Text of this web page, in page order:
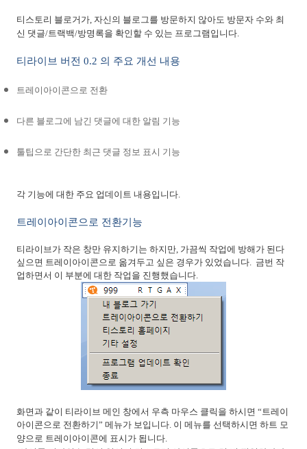
티스토리 블로거가, 자신의 블로그를 방문하지 않아도 방문자 수와 최
신 댓글/트랙백/방명록을 확인할 수 있는 프로그램입니다.
티라이브 버전 0.2 의 주요 개선 내용
트레이아이콘으로 전환
다른 블로그에 남긴 댓글에 대한 알림 기능
툴팁으로 간단한 최근 댓글 정보 표시 기능
각 기능에 대한 주요 업데이트 내용입니다.
트레이아이콘으로 전환기능
티라이브가 작은 창만 유지하기는 하지만, 가끔씩 작업에 방해가 된다
싶으면 트레이아이콘으로 옮겨두고 싶은 경우가 있었습니다. 금번 작
업하면서 이 부분에 대한 작업을 진행했습니다.
화면과 같이 티라이브 메인 창에서 우측 마우스 클릭을 하시면 “트레이
아이콘으로 전환하기” 메뉴가 보입니다. 이 메뉴를 선택하시면 하트 모
양으로 트레이아이콘에 표시가 됩니다.